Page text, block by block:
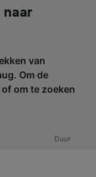
van
Om de
om te zoeken
Duur